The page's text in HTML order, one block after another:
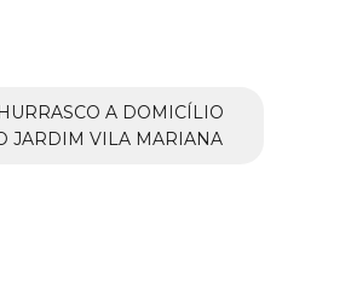
A DOMICÍLIO
JARDIM VILA MARIANA